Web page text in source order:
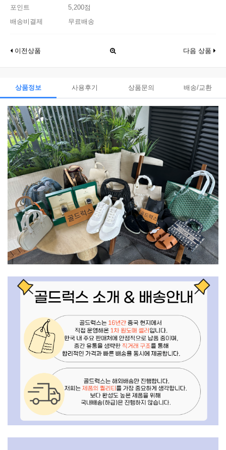
포인트
5,200점
배송비결제
무료배송
이전상품 다음 상품
상품정보 사용후기 상품문의 배송/교환